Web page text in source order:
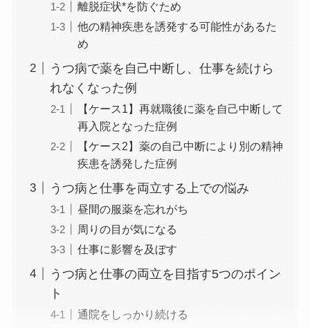
離脱症状*を防ぐため
他の精神疾患を誘発する可能性があるた
め
うつ病で薬を自己中断し、仕事を続けら
れなくなった例
【ケース1】再就職後に薬を自己中断して
再入院となった症例
【ケース2】薬の自己中断により別の精神
疾患を誘発した症例
うつ病と仕事を両立する上での悩み
昼間の服薬を忘れがち
周りの目が気になる
仕事に影響を及ぼす
うつ病と仕事の両立を目指す5つのポイン
ト
通院をしっかり続ける